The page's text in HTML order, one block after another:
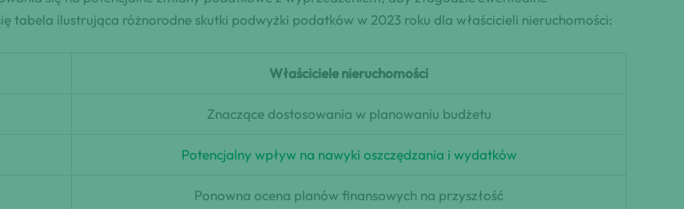
tabela ilustrująca różnorodne skutki podwyżki podatków w 2023 roku dla właścicieli nieruchomości:
Właściciele nieruchomości
Znaczące dostosowania w planowaniu budżetu
Potencjalny wpływ na nawyki oszczędzania i wydatków
Ponowna ocena planów finansowych na przyszłość